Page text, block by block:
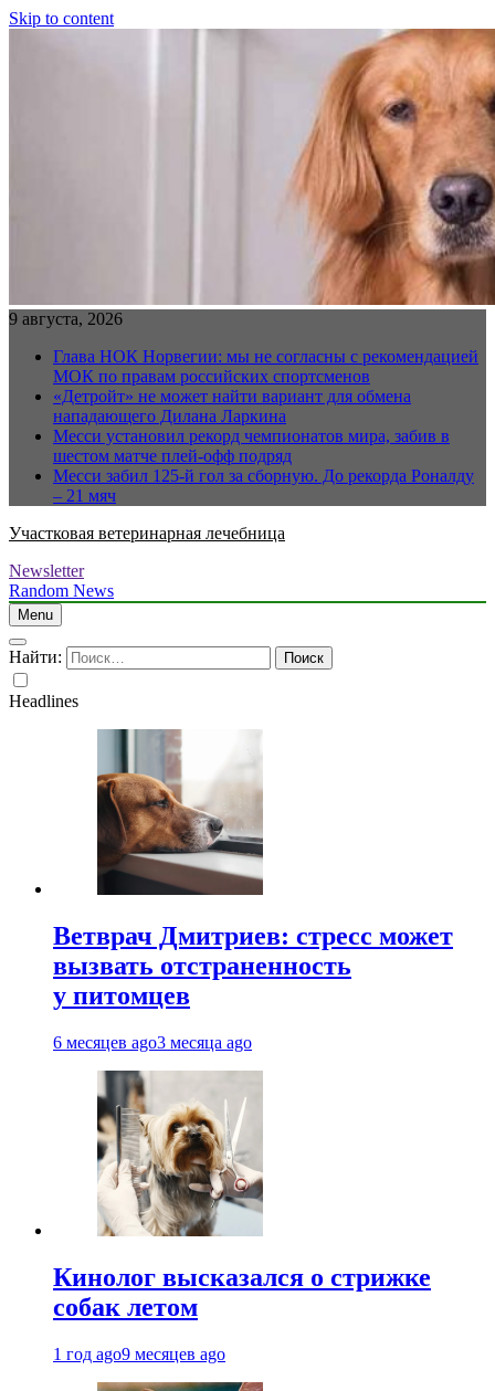
Skip to content
9 августа, 2026
Глава НОК Норвегии: мы не согласны с рекомендацией
МОК по правам российских спортсменов
«Детройт» не может найти вариант для обмена
нападающего Дилана Ларкина
Месси установил рекорд чемпионатов мира, забив в
шестом матче плей‑офф подряд
Месси забил 125-й гол за сборную. До рекорда Роналду
– 21 мяч
Участковая ветеринарная лечебница
Newsletter
Random News
Menu
Найти:
Headlines
Ветврач Дмитриев: стресс может
вызвать отстраненность
у питомцев
6 месяцев ago3 месяца ago
Кинолог высказался о стрижке
собак летом
1 год ago9 месяцев ago